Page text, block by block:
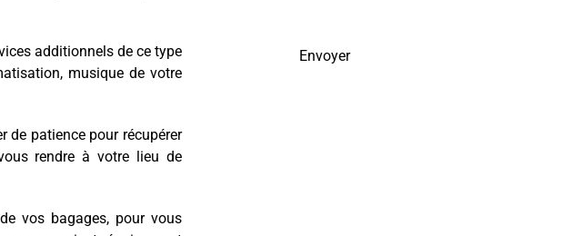
additionnels de ce type
musique de votre
de patience pour récupérer
rendre à votre lieu de
vos bagages, pour vous
Envoyer